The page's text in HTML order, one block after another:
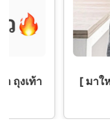
[ มาใหม่ ] รองเท้
ไม่ซ้ำ